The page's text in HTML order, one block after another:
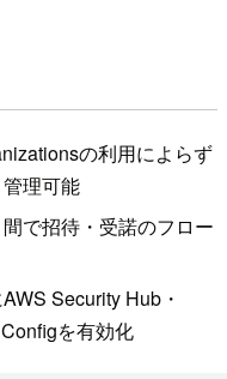
の利用によらず
理可能
で招待・受諾のフロー
Security Hub・
を有効化